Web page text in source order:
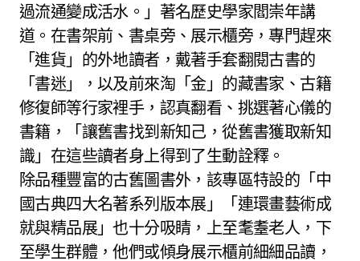
過流通變成活水。」著名歷史學家閻崇年講
道。在書架前、書桌旁、展示櫃旁，專門趕來
「進貨」的外地讀者，戴著手套翻閱古書的
「書迷」，以及前來淘「金」的藏書家、古籍
修復師等行家裡手，認真翻看、挑選著心儀的
書籍，「讓舊書找到新知己，從舊書獲取新知
識」在這些讀者身上得到了生動詮釋。
除品種豐富的古舊圖書外，該專區特設的「中
國古典四大名著系列版本展」「連環畫藝術成
就與精品展」也十分吸睛，上至耄耋老人，下
至學生群體，他們或傾身展示櫃前細細品讀，